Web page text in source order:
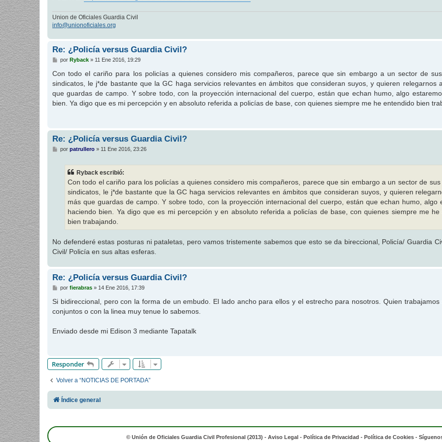
Union de Oficiales Guardia Civil
info@unionoficiales.org
Re: ¿Policía versus Guardia Civil?
M
n
a
j
e
por Ryback» 11 Ene 2016, 19:29
Con todo el cariño para los policías a quienes considero mis compañeros, parece que sin embargo a un sector de
sindicatos, le j*de bastante que la GC haga servicios relevantes en ámbitos que consideran suyos, y quieren relegarnos
que guardas de campo. Y sobre todo, con la proyección internacional del cuerpo, están que echan humo, algo
bien. Ya digo que es mi percepción y en absoluto referida a policías de base, con quienes siempre me he entendido bien
Re: ¿Policía versus Guardia Civil?
M
por patrullero» 11 Ene 2016, 23:26
Ryback escribió:
Con todo el cariño para los policías a quienes considero mis compañeros, parece que sin embargo a un sector de sus
sindicatos, le j*de bastante que la GC haga servicios relevantes en ámbitos que consideran suyos, y quieren
más que guardas de campo. Y sobre todo, con la proyección internacional del cuerpo, están que echan humo, algo
haciendo bien. Ya digo que es mi percepción y en absoluto referida a policías de base, con quienes siempre me he
bien trabajando.
No defenderé estas posturas ni pataletas, pero vamos tristemente sabemos que esto se da bireccional, Policía/ Guardia
Civil/ Policía en sus altas esferas.
Re: ¿Policía versus Guardia Civil?
M
n
a
por fierabras» 14 Ene 2016, 17:39
Si bidireccional, pero con la forma de un embudo. El lado ancho para ellos y el estrecho para nosotros. Quien trabajamos
conjuntos o con la linea muy tenue lo sabemos.
Enviado desde mi Edison 3 mediante Tapatalk
Responder
Volver a “NOTICIAS DE PORTADA”
Índice general
© Unión de Oficiales Guardia Civil Profesional (2013) - Aviso Legal - Política de Privacidad - Política de Cookies -